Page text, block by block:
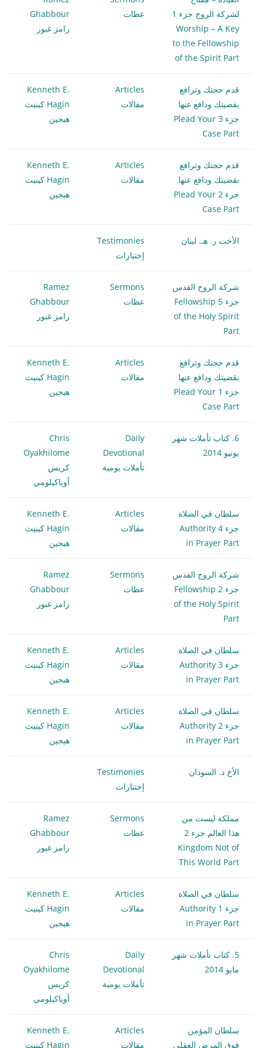
لشركة الروح جزء 1
Worship – A Key
to the Fellowship
of the Spirit Part
عظات
Ghabbour
رامز غبور
قدم حجتك وترافع
بقضيتك ودافع عنها
جزء 3 Plead Your
Case Part
Articles
مقالات
Kenneth E.
Hagin كينيث
هيجين
قدم حجتك وترافع
بقضيتك ودافع عنها
جزء 2 Plead Your
Case Part
Articles
مقالات
Kenneth E.
Hagin كينيث
هيجين
الأخت ر. هـ. لبنان
Testimonies
إختبارات
شركة الروح القدس
جزء 5 Fellowship
of the Holy Spirit
Part
Sermons
عظات
Ramez
Ghabbour
رامز غبور
قدم حجتك وترافع
بقضيتك ودافع عنها
جزء 1 Plead Your
Case Part
Articles
مقالات
Kenneth E.
Hagin كينيث
هيجين
6. كتاب تأملات شهر
يونيو 2014
Daily
Devotional
تأملات يومية
Chris
Oyakhilome
كريس
أوياكيلومي
سلطان في الصلاة
جزء 4 Authority
in Prayer Part
Articles
مقالات
Kenneth E.
Hagin كينيث
هيجين
شركة الروح القدس
جزء 2 Fellowship
of the Holy Spirit
Part
Sermons
عظات
Ramez
Ghabbour
رامز غبور
سلطان في الصلاة
جزء 3 Authority
in Prayer Part
Articles
مقالات
Kenneth E.
Hagin كينيث
هيجين
سلطان في الصلاة
جزء 2 Authority
in Prayer Part
Articles
مقالات
Kenneth E.
Hagin كينيث
هيجين
الأخ د. السودان
Testimonies
إختبارات
مملكة ليست من
هذا العالم جزء 2
Kingdom Not of
This World Part
Sermons
عظات
Ramez
Ghabbour
رامز غبور
سلطان في الصلاة
جزء 1 Authority
in Prayer Part
Articles
مقالات
Kenneth E.
Hagin كينيث
هيجين
5. كتاب تأملات شهر
مايو 2014
Daily
Devotional
تأملات يومية
Chris
Oyakhilome
كريس
أوياكيلومي
سلطان المؤمن
فوق المرض العقلي
Articles
مقالات
Kenneth E.
Hagin كينيث